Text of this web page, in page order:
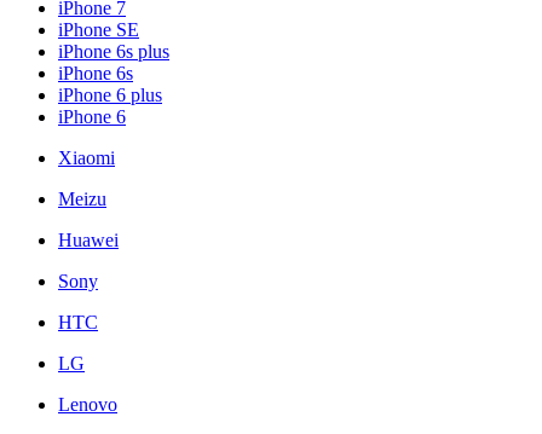
iPhone 7
iPhone SE
iPhone 6s plus
iPhone 6s
iPhone 6 plus
iPhone 6
Xiaomi
Meizu
Huawei
Sony
HTC
LG
Lenovo